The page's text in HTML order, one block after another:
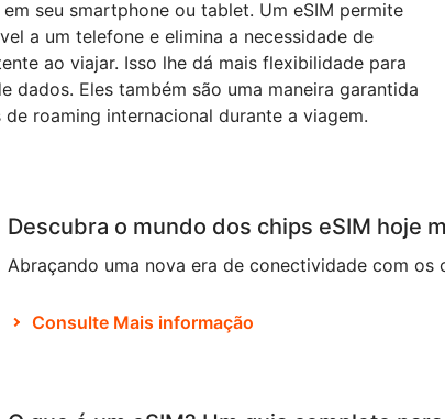
seu smartphone ou tablet. Um eSIM permite
a um telefone e elimina a necessidade de
ao viajar. Isso lhe dá mais flexibilidade para
dados. Eles também são uma maneira garantida
roaming internacional durante a viagem.
Descubra o mundo dos chips eSIM hoje
Consulte Mais informação